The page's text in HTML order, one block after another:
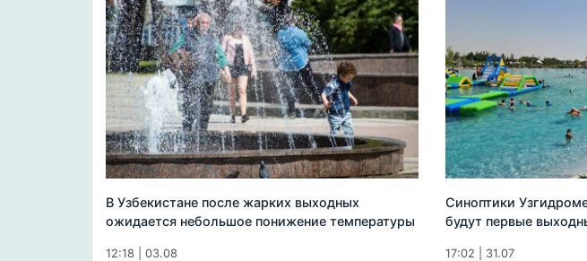
В Узбекистане после жарких выходных
ожидается небольшое понижение температуры
12:18 | 03.08
Синоптики
будут первые
17:02 | 31.07